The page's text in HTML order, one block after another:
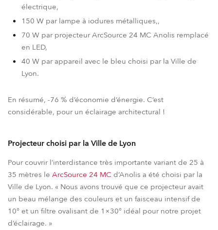
électrique,
150 W par lampe à iodures métalliques,,
70 W par projecteur ArcSource 24 MC Anolis remplacé
en LED,
40 W par appareil avec le bleu choisi par la Ville de
Lyon.
En résumé, -76 % d’économie d’énergie. C’est
considérable, pour un éclairage architectural !
Projecteur choisi par la Ville de Lyon
Pour couvrir l’interdistance très importante variant de 25 à
35 mètres le ArcSource 24 MC d’Anolis a été choisi par la
Ville de Lyon. « Nous avons trouvé que ce projecteur avait
un beau mélange des couleurs et un faisceau intensif de
10° et un filtre ovalisant de 1×30° idéal pour notre projet
d’éclairage. »